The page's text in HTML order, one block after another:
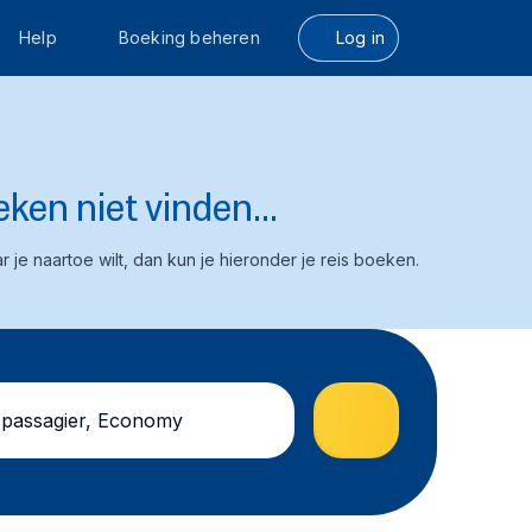
Help Boeking beheren Log in
niet vinden...
je naartoe wilt, dan kun je hieronder je reis boeken.
Economy